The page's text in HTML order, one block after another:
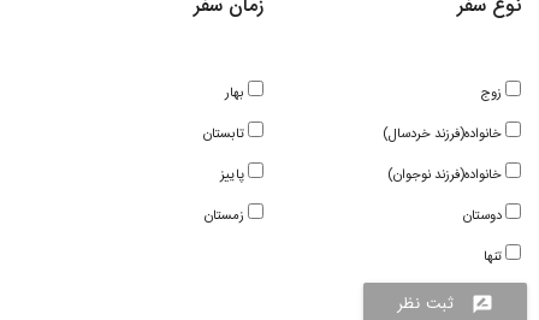
زمان سفر
بهار
تابستان
پاییز
زمستان
نوع سفر
زوج
خانواده(فرزند خردسال)
خانواده(فرزند نوجوان)
دوستان
تنها
rate_review ثبت نظر